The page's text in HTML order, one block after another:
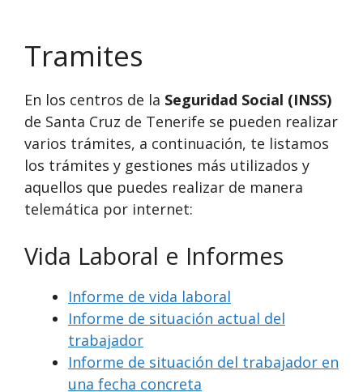
Tramites
En los centros de la Seguridad Social (INSS)
de Santa Cruz de Tenerife se pueden realizar
varios trámites, a continuación, te listamos
los trámites y gestiones más utilizados y
aquellos que puedes realizar de manera
telemática por internet:
Vida Laboral e Informes
Informe de vida laboral
Informe de situación actual del
trabajador
Informe de situación del trabajador en
una fecha concreta